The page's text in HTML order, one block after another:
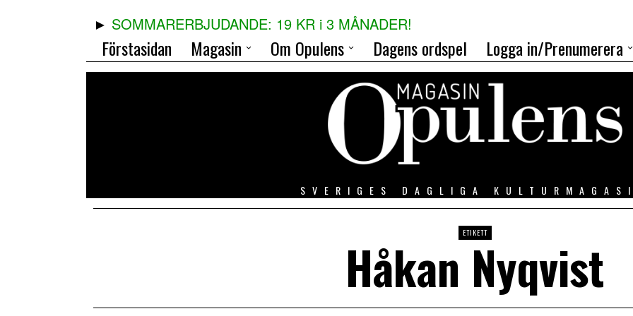
SOMMARERBJUDANDE: 19 KR i 3 MÅNADER!
Förstasidan Magasin Om Opulens Dagens ordspel Logga in/Prenumerera
SVERIGES DAGLIGA
ETIKETT
Håkan Nyqvist